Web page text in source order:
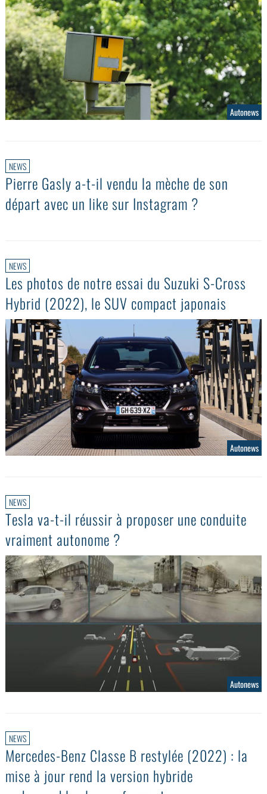
Autonews
NEWS
Pierre Gasly a-t-il vendu la mèche de son
départ avec un like sur Instagram ?
NEWS
Les photos de notre essai du Suzuki S-Cross
Hybrid (2022), le SUV compact japonais
Autonews
NEWS
Tesla va-t-il réussir à proposer une conduite
vraiment autonome ?
Autonews
NEWS
Mercedes-Benz Classe B restylée (2022) : la
mise à jour rend la version hybride